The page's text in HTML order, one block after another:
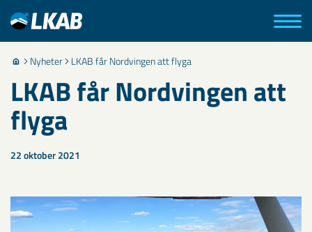
Nyheter LKAB får Nordvingen att flyga
LKAB får Nordvingen att
flyga
22 oktober 2021